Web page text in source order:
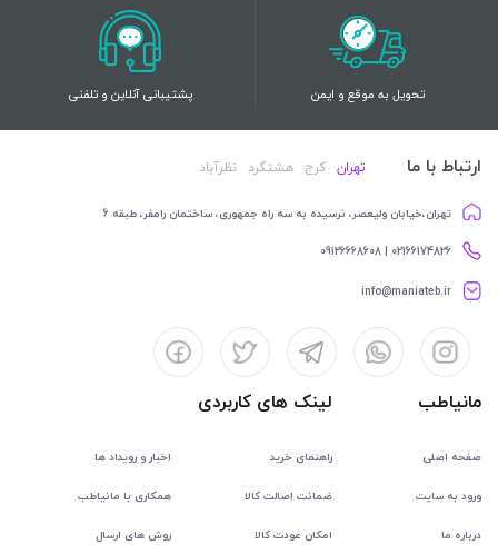
تحویل به موقع و ایمن پشتیبانی آنلاین و تلفنی
ارتباط با ما تهران کرج هشتگرد نظرآباد
تهران،خیابان ولیعصر، نرسیده به سه راه جمهوری، ساختمان رامفر، طبقه 6
02166174826 | 09126668608
info@maniateb.ir
مانیاطب
صفحه اصلی
ورود به سایت
درباره ما
لینک های کاربردی
راهنمای خرید اخبار و رویداد ها
ضمانت اصالت کالا همکاری با مانیاطب
امکان عودت کالا روش های ارسال